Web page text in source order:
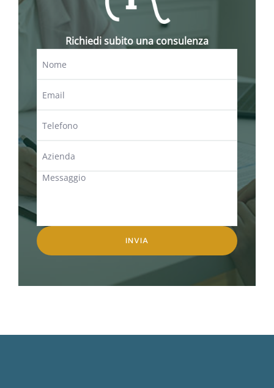
Richiedi subito una consulenza